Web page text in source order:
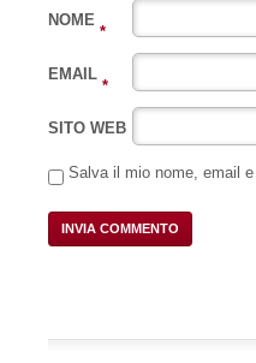
NOME
*
EMAIL
*
SITO WEB
Salva il mio nome, email